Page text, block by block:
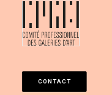
CONTACT